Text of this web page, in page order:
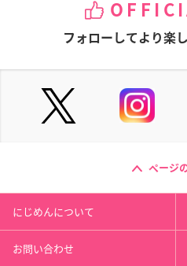
フォローしてより楽
ページ
にじめんについて
お問い合わせ